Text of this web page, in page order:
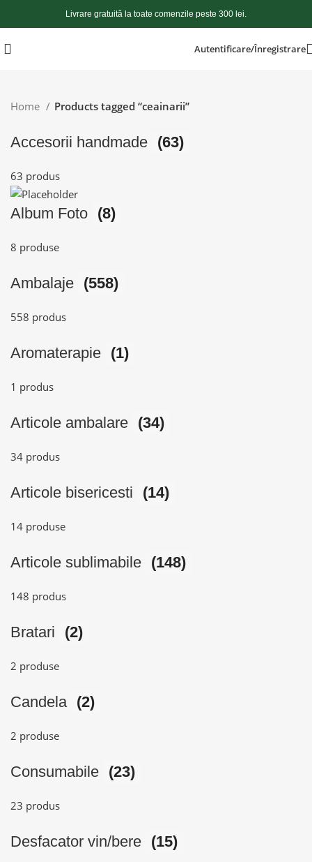
Livrare gratuită la toate comenzile peste 300 lei.
Autentificare/Înregistrare
Home Products tagged “ceainarii”
Accesorii handmade (63)
63 produs
Album Foto (8)
8 produse
Ambalaje (558)
558 produs
Aromaterapie (1)
1 produs
Articole ambalare (34)
34 produs
Articole bisericesti (14)
14 produse
Articole sublimabile (148)
148 produs
Bratari (2)
2 produse
Candela (2)
2 produse
Consumabile (23)
23 produs
Desfacator vin/bere (15)